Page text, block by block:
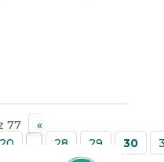
77
«
20 28 29 30